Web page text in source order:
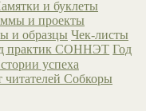
и буклеты
и проекты
и образцы Чек-листы
практик СОННЭТ Год
успеха
читателей Собкоры